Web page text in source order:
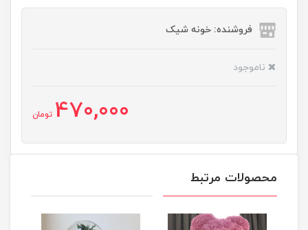
فروشنده: خونه شیک
ناموجود
470,000 تومان
محصولات مرتبط